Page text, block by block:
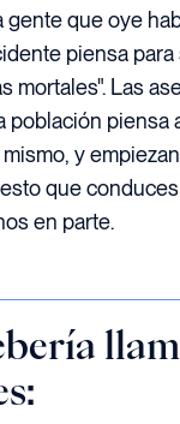
gente que oye
piensa
mortales". Las
población piensa
y
que
en parte.